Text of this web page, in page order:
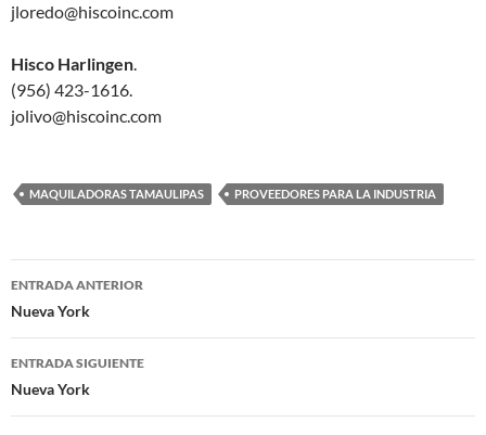
jloredo@hiscoinc.com
Hisco Harlingen.
(956) 423-1616.
jolivo@hiscoinc.com
MAQUILADORAS TAMAULIPAS PROVEEDORES PARA LA INDUSTRIA
Navegación
de
entradas
ENTRADA ANTERIOR
Nueva York
ENTRADA SIGUIENTE
Nueva York